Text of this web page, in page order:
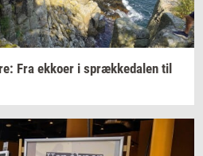
Fra ek­ko­er i spræk­ke­da­len til